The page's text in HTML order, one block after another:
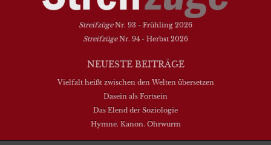
StreifzügeNr. 93 - Frühling 2026
StreifzügeNr. 94 - Herbst 2026
NEUESTE BEITRÄGE
Vielfalt heißt zwischen den Welten übersetzen
Dasein als Fortsein
Das Elend der Soziologie
Hymne. Kanon. Ohrwurm